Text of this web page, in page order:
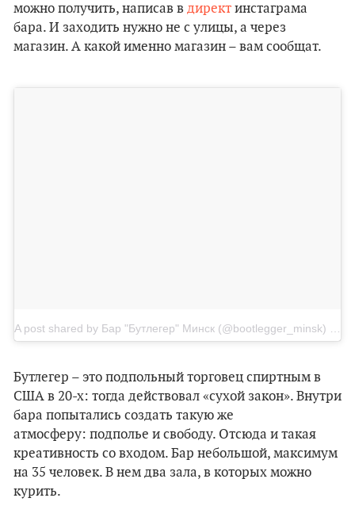
можно получить, написав в директ инстаграма
бара. И заходить нужно не с улицы, а через
магазин. А какой именно магазин – вам сообщат.
A post shared by Бар "Бутлегер" Минск (@bootlegger_minsk)
Бутлегер – это подпольный торговец спиртным в
США в 20-х: тогда действовал «сухой закон». Внутри
бара попытались создать такую же
атмосферу: подполье и свободу. Отсюда и такая
креативность со входом. Бар небольшой, максимум
на 35 человек. В нем два зала, в которых можно
курить.